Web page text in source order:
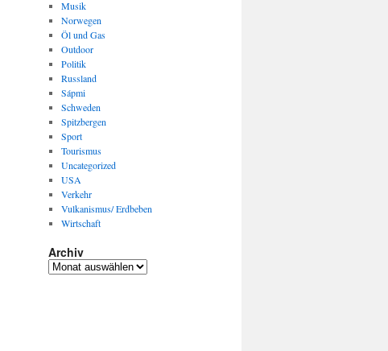
Musik
Norwegen
Öl und Gas
Outdoor
Politik
Russland
Sápmi
Schweden
Spitzbergen
Sport
Tourismus
Uncategorized
USA
Verkehr
Vulkanismus/ Erdbeben
Wirtschaft
Archiv
Archiv